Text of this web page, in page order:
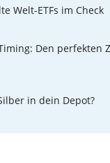
Welt-ETFs im Check
Den perfekten
in dein Depot?